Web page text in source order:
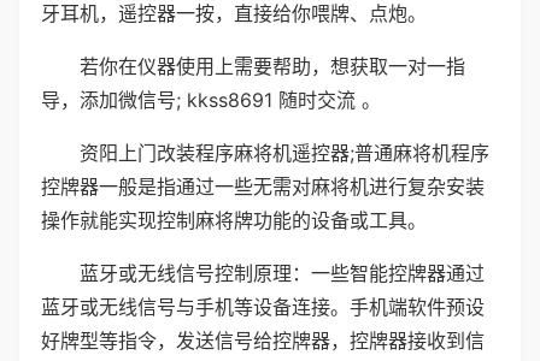
牙耳机，遥控器一按，直接给你喂牌、点炮。
若你在仪器使用上需要帮助，想获取一对一指
导，添加微信号; kkss8691 随时交流 。
资阳上门改装程序麻将机遥控器;普通麻将机程序
控牌器一般是指通过一些无需对麻将机进行复杂安装
操作就能实现控制麻将牌功能的设备或工具。
蓝牙或无线信号控制原理：一些智能控牌器通过
蓝牙或无线信号与手机等设备连接。手机端软件预设
好牌型等指令，发送信号给控牌器，控牌器接收到信